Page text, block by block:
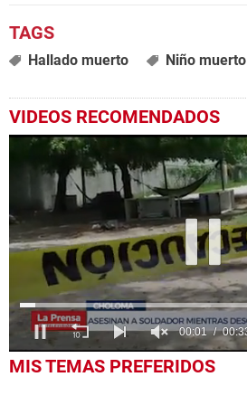
Hallado muerto Niño muerto
VIDEOS RECOMENDADOS
0
seconds
MIS TEMAS PREFERIDOS